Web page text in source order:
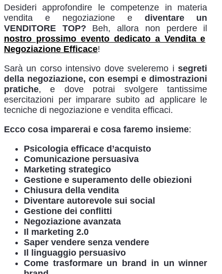
Desideri approfondire le competenze in materia
vendita e negoziazione ediventare un
VENDITORE TOP? Beh, allora non perdere il
nostro prossimo evento dedicato a Vendita e
Negoziazione Efficace!
Sarà un corso intensivo dove sveleremo isegreti
della negoziazione, con esempi e dimostrazioni
pratiche, e dove potrai svolgere tantissime
esercitazioni per imparare subito ad applicare le
tecniche di negoziazione e vendita efficaci.
Ecco cosa imparerai e cosa faremo insieme:
Psicologia efficace d’acquisto
Comunicazione persuasiva
Marketing strategico
Gestione e superamento delle obiezioni
Chiusura della vendita
Diventare autorevole sui social
Gestione dei conflitti
Negoziazione avanzata
Il marketing 2.0
Saper vendere senza vendere
Il linguaggio persuasivo
Come trasformare un brand in un winner